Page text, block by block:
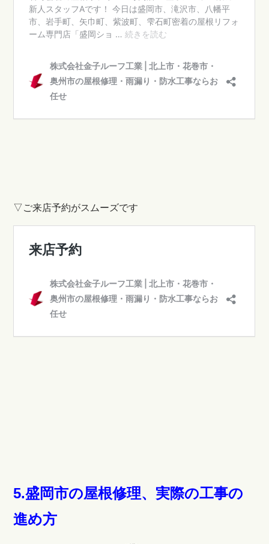
▽ご来店予約がスムーズです
5.盛岡市の屋根修理、実際の工事の
進め方